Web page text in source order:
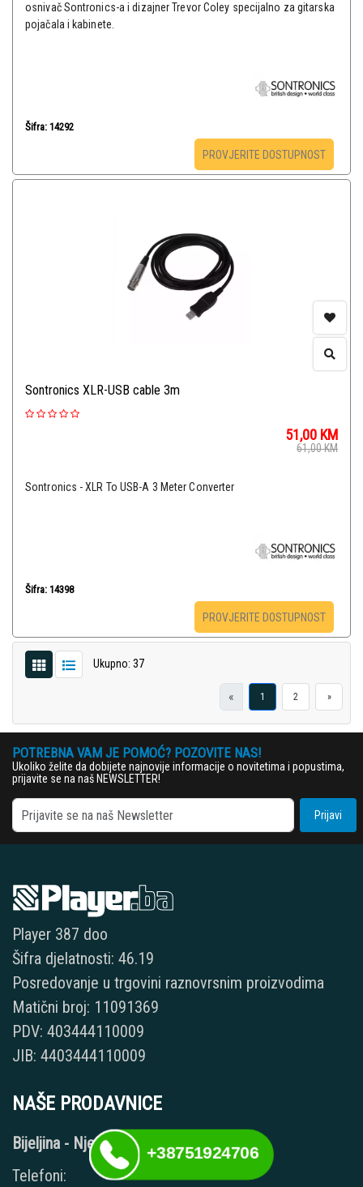
osnivač Sontronics-a i dizajner Trevor Coley specijalno za gitarska
pojačala i kabinete.
Šifra: 14292
PROVJERITE DOSTUPNOST
Sontronics XLR-USB cable 3m
51,00 KM
61,00KM
Sontronics - XLR To USB-A 3 Meter Converter
Šifra: 14398
PROVJERITE DOSTUPNOST
Ukupno: 37
« 1 2 »
POTREBNA VAM JE POMOĆ? POZOVITE NAS!
Ukoliko želite da dobijete najnovije informacije o novitetima i popustima,
prijavite se na naš NEWSLETTER!
Prijavi
Player 387 doo
Šifra djelatnosti: 46.19
Posredovanje u trgovini raznovrsnim proizvodima
Matični broj: 11091369
PDV: 403444110009
JIB: 4403444110009
NAŠE PRODAVNICE
Bijeljina - Njegoševa 16
Telefoni:
+38751924706